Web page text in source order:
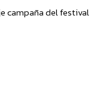
campaña del festival